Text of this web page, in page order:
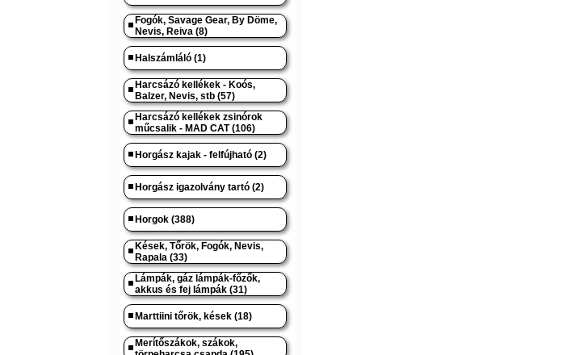
Fogók, Savage Gear, By Döme,
Nevis, Reiva (8)
Halszámláló (1)
Harcsázó kellékek - Koós,
Balzer, Nevis, stb (57)
Harcsázó kellékek zsinórok
műcsalik - MAD CAT (106)
Horgász kajak - felfújható (2)
Horgász igazolvány tartó (2)
Horgok (388)
Kések, Tőrök, Fogók, Nevis,
Rapala (33)
Lámpák, gáz lámpák-főzők,
akkus és fej lámpák (31)
Marttiini tőrök, kések (18)
Merítőszákok, szákok,